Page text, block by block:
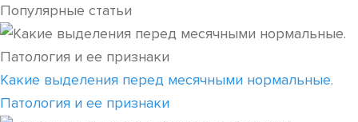
Популярные статьи
Какие выделения перед месячными нормальные.
Патология и ее признаки